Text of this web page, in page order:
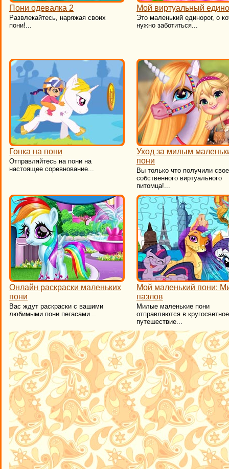
Пони одевалка 2
Развлекайтесь, наряжая своих
пони!...
Мой виртуальный
Это маленький единорог, о
нужно заботиться...
Гонка на пони
Отправляйтесь на пони на
настоящее соревнование...
Уход за милым
пони
Вы только что получили
собственного виртуального
питомца!...
Онлайн раскраски маленьких
пони
Вас ждут раскраски с вашими
любимыми пони пегасами...
Мой маленький пони:
пазлов
Милые маленькие пони
отправляются в кругосветное
путешествие...